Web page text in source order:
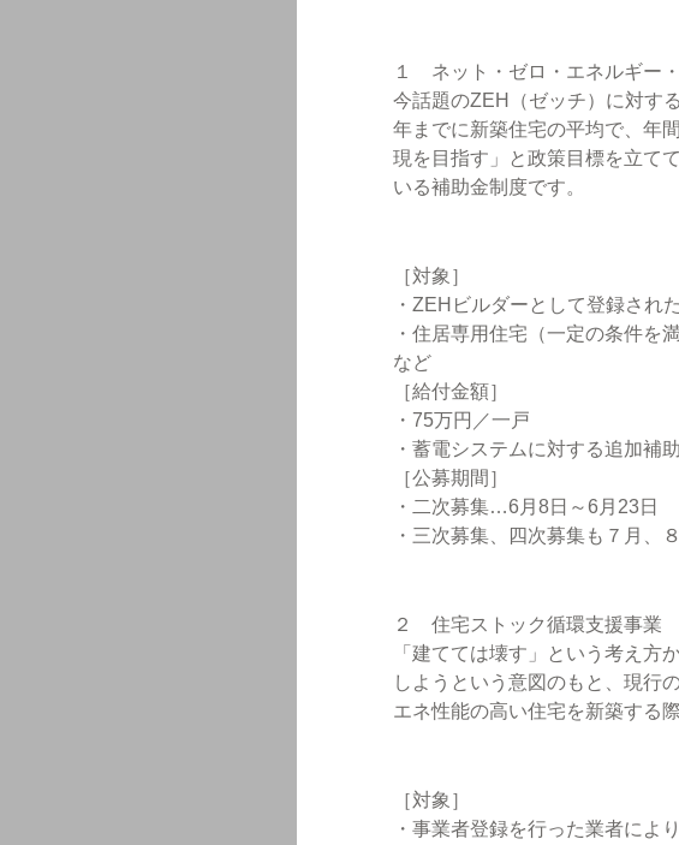
１ ネット・ゼロ・エネルギー
今話題のZEH（ゼッチ）に対す
年までに新築住宅の平均で、年
現を目指す」と政策目標を立て
いる補助金制度です。
［対象］
・ZEHビルダーとして登録され
・住居専用住宅（一定の条件を
など
［給付金額］
・75万円／一戸
・蓄電システムに対する追加補
［公募期間］
・二次募集…6月8日～6月23日
・三次募集、四次募集も７月、
２ 住宅ストック循環支援事業
「建てては壊す」という考え方
しようという意図のもと、現行
エネ性能の高い住宅を新築する
［対象］
・事業者登録を行った業者によ